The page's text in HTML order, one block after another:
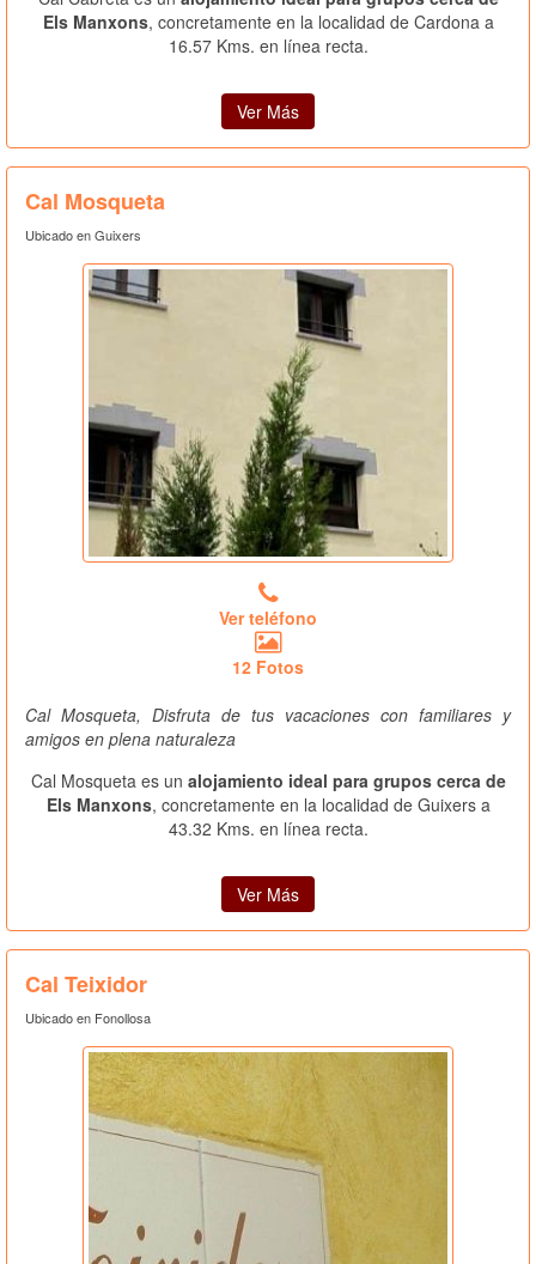
Els Manxons, concretamente en la localidad de Cardona a
16.57 Kms. en línea recta.
Ver Más
Cal Mosqueta
Ubicado en Guixers
Ver teléfono
12 Fotos
Cal Mosqueta, Disfruta de tus vacaciones con familiares y
amigos en plena naturaleza
Cal Mosqueta es un alojamiento ideal para grupos cerca de
Els Manxons, concretamente en la localidad de Guixers a
43.32 Kms. en línea recta.
Ver Más
Cal Teixidor
Ubicado en Fonollosa